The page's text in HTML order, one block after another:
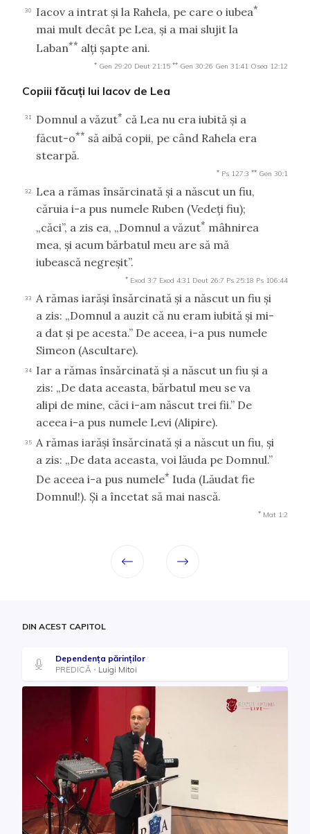
30 Iacov a intrat şi la Rahela, pe care o iubea*
mai mult decât pe Lea, şi a mai slujit la
Laban** alţi şapte ani.
* Gen 29:20 Deut 21:15 ** Gen 30:26 Gen 31:41 Osea 12:12
Copiii făcuţi lui Iacov de Lea
31 Domnul a văzut* că Lea nu era iubită şi a
făcut-o** să aibă copii, pe când Rahela era
stearpă.
* Ps 127:3 ** Gen 30:1
32
Lea a rămas însărcinată şi a născut un fiu,
căruia i-a pus numele Ruben (Vedeţi fiu);
„căci”, a zis ea, „Domnul a văzut* mâhnirea
mea, şi acum bărbatul meu are să mă
iubească negreşit”.
* Exod 3:7 Exod 4:31 Deut 26:7 Ps 25:18 Ps 106:44
33
A rămas iarăşi însărcinată şi a născut un fiu şi
a zis: „Domnul a auzit că nu eram iubită şi mi-
a dat şi pe acesta.” De aceea, i-a pus numele
Simeon (Ascultare).
34
Iar a rămas însărcinată şi a născut un fiu şi a
zis: „De data aceasta, bărbatul meu se va
alipi de mine, căci i-am născut trei fii.” De
aceea i-a pus numele Levi (Alipire).
35 A rămas iarăşi însărcinată şi a născut un fiu, şi
a zis: „De data aceasta, voi lăuda pe Domnul.”
De aceea i-a pus numele* Iuda (Lăudat fie
Domnul!). Şi a încetat să mai nască.
* Mat 1:2
DIN ACEST CAPITOL
Dependența părinților
PREDICĂ
Luigi Mitoi